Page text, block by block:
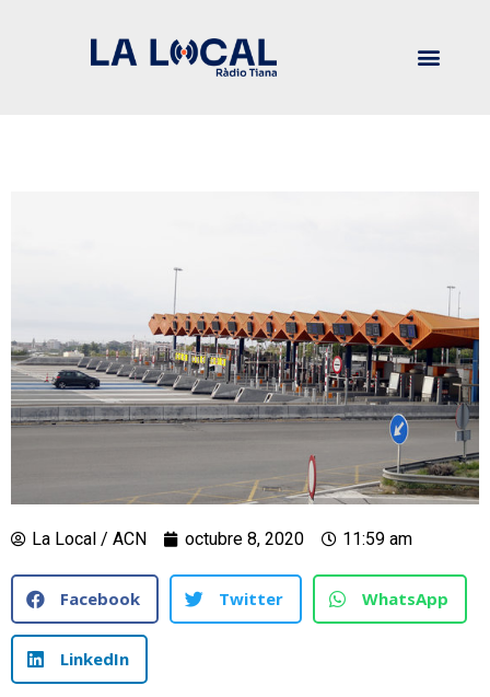
La Local / ACN octubre 8, 2020 11:59 am
Facebook Twitter WhatsApp
LinkedIn